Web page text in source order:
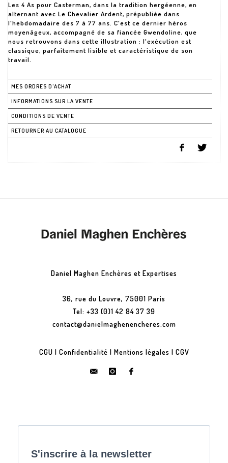
Les 4 As pour Casterman, dans la tradition hergéenne, en
alternant avec Le Chevalier Ardent, prépubliée dans
l'hebdomadaire des 7 à 77 ans. C'est ce dernier héros
moyenâgeux, accompagné de sa fiancée Gwendoline, que
nous retrouvons dans cette illustration : l'exécution est
classique, parfaitement lisible et caractéristique de son
travail.
MES ORDRES D'ACHAT
INFORMATIONS SUR LA VENTE
CONDITIONS DE VENTE
RETOURNER AU CATALOGUE
Daniel Maghen Enchères et Expertises
36, rue du Louvre, 75001 Paris
Tel: +33 (0)1 42 84 37 39
contact@danielmaghenencheres.com
CGU | Confidentialité | Mentions légales | CGV